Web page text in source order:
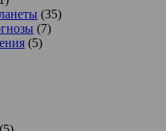
(35)
(7)
(5)